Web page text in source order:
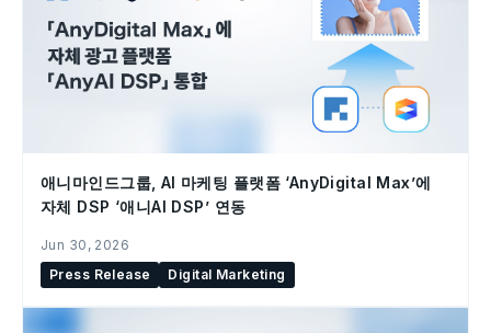
애니마인드그룹, AI 마케팅 플랫폼 ‘AnyDigital Max’에
자체 DSP ‘애니AI DSP’ 연동
Jun 30, 2026
Press Release
Digital Marketing